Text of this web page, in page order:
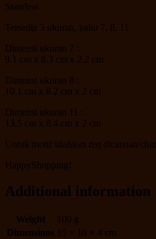
Stainless
Tersedia 3 ukuran, yaitu 7, 8, 11
Dimensi ukuran 7 :
9.1 cm x 8.3 cm x 2.2 cm
Dimensi ukuran 8 :
10.1 cm x 8.2 cm x 2 cm
Dimensi ukuran 11 :
13.5 cm x 8.4 cm x 2 cm
Untuk motif silahkan req dicatatan/chat.
HappyShopping!
Additional information
Weight
100 g
Dimensions 15 × 10 × 4 cm